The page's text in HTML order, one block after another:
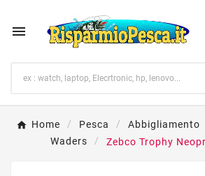

Home Pesca Abbigliamento
Waders
Zebco Trophy